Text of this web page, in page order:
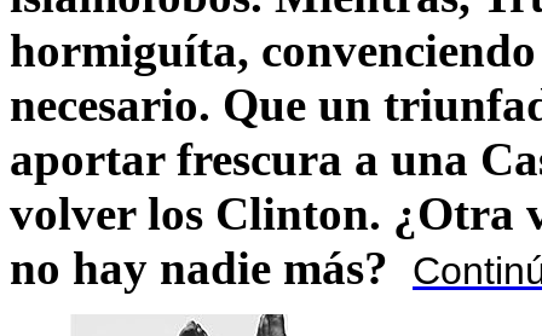
hormiguíta,
necesario. Que un
aportar frescura a una
volver los Clinton. ¿Otra
no hay nadie más?